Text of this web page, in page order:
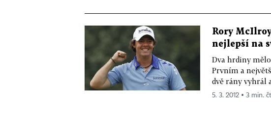
Rory
nejlepší na
Dva hrdiny
Prvním a
dvě rány vyhrál
5. 3. 2012 ▪ 3 min.